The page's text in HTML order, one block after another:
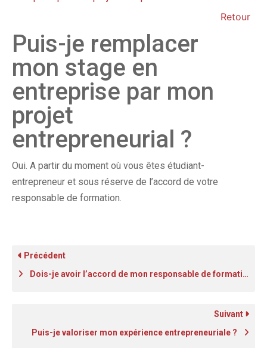
Retour
Puis-je remplacer
mon stage en
entreprise par mon
projet
entrepreneurial ?
Oui. A partir du moment où vous êtes étudiant-
entrepreneur et sous réserve de l’accord de votre
responsable de formation.
Précédent
Dois-je avoir l’accord de mon responsable de formation pour entrer au PeeL ?
Suivant
Puis-je valoriser mon expérience entrepreneuriale ?